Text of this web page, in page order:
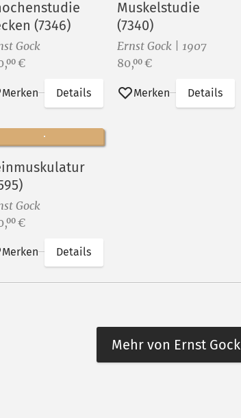
(7346)
Gock
00 €
Merken Details
Muskelstudie
(7340)
Ernst Gock | 1907
Preis:
80,00 €
Merken Details
Gock
00 €
Merken Details
Mehr von Ernst Gock